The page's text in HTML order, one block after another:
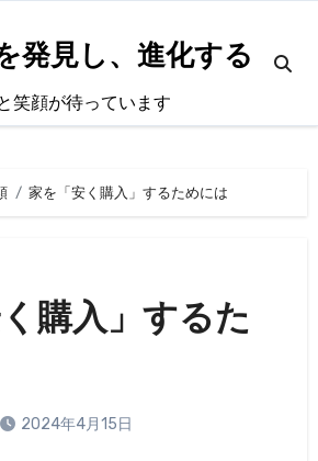
発見し、進化する
笑顔が待っています
家を「安く購入」するためには
購入」するた
2024年4月15日